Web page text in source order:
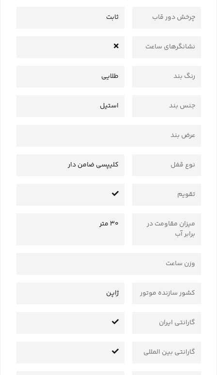
چرخش دور قاب ثابت
نشانگرهای ساعت
رنگ بند طلایی
جنس بند استیل
عرض بند
نوع قفل کلیپسی ضامن دار
تقویم
میزان مقاومت در
برابر آب
30 متر
وزن ساعت
کشور سازنده موتور ژاپن
گارانتی ایران
گارانتی بین المللی